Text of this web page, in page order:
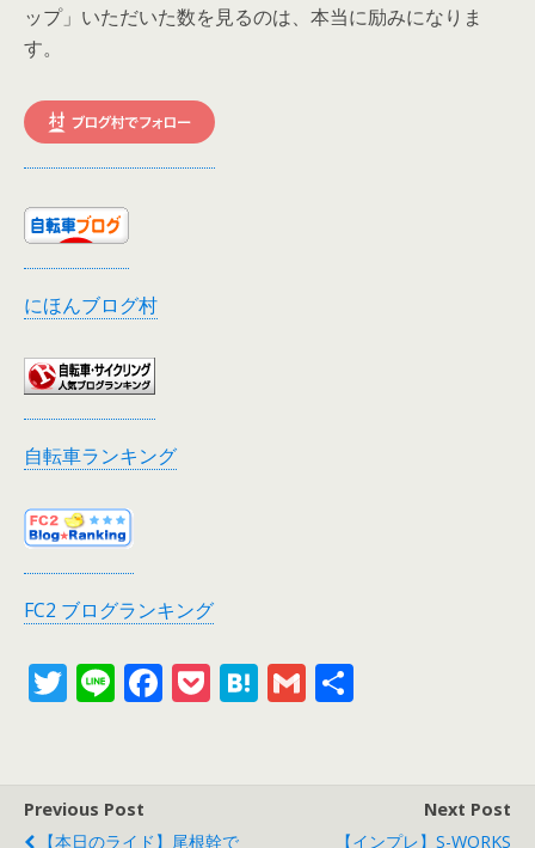
ップ」いただいた数を見るのは、本当に励みになりま
す。
にほんブログ村
自転車ランキング
FC2 ブログランキング
T
er
Li F
o
P H G
Previous Post
【本日のライド】尾根幹で
Next Post
【インプレ】S-WORKS